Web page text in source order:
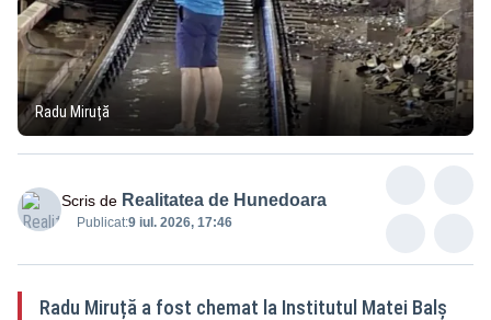
Radu Miruță
Scris de Realitatea de Hunedoara
Publicat:9 iul. 2026, 17:46
Radu Miruță a fost chemat la Institutul Matei Balș